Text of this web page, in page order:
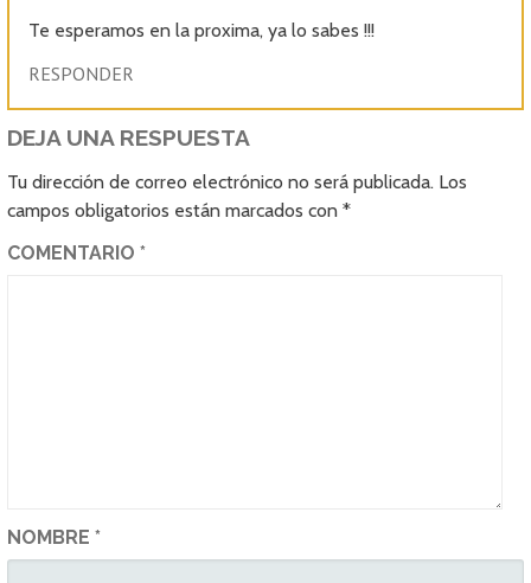
Te esperamos en la proxima, ya lo sabes !!!
RESPONDER
DEJA UNA RESPUESTA
Tu dirección de correo electrónico no será publicada. Los
campos obligatorios están marcados con*
COMENTARIO*
NOMBRE*